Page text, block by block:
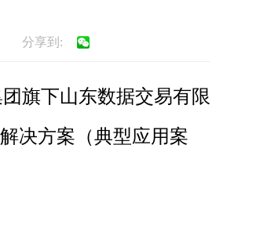
分享到:
旗下山东数据交易有限
决方案（典型应用案